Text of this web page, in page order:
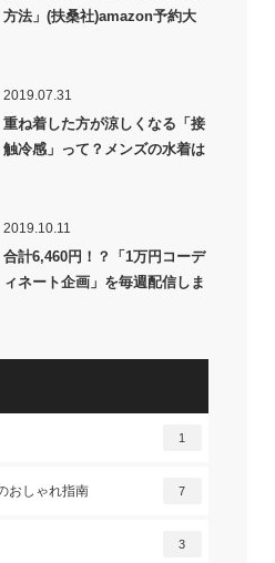
方法」(扶桑社)amazon予約大
2019.07.31
重ね着した方が涼しくなる「接
触冷感」って？メンズの水着は
2019.10.11
合計6,460円！？「1万円コーデ
ィネート企画」を毎週配信しま
1
おしゃれ指南 7
3